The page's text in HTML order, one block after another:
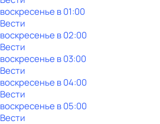
воскресенье в01:00
Вести
воскресенье в02:00
Вести
воскресенье в03:00
Вести
воскресенье в04:00
Вести
воскресенье в05:00
Вести